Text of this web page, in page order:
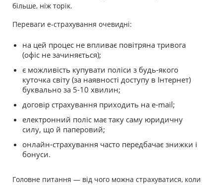
більше, ніж торік.
Переваги е-страхування очевидні:
на цей процес не впливає повітряна тривога
(офіс не зачиняється);
є можливість купувати поліси з будь-якого
куточка світу (за наявності доступу в Інтернет)
буквально за 5-10 хвилин;
договір страхування приходить на e-mail;
електронний поліс має таку саму юридичну
силу, що й паперовий;
онлайн-страхування часто передбачає знижки і
бонуси.
Головне питання — від чого можна страхуватися, коли